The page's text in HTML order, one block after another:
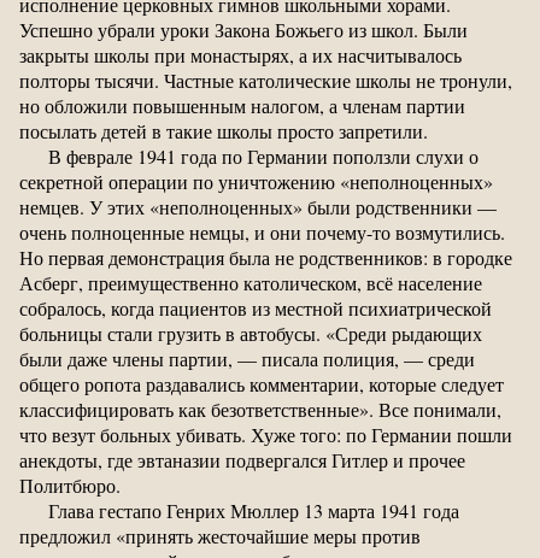
Успешно убрали уроки Закона Божьего из школ. Были
закрыты школы при монастырях, а их насчитывалось
полторы тысячи. Частные католические школы не тронули,
но обложили повышенным налогом, а членам партии
посылать детей в такие школы просто запретили.
В феврале 1941 года по Германии поползли слухи о
секретной операции по уничтожению «неполноценных»
немцев. У этих «неполноценных» были родственники —
очень полноценные немцы, и они почему-то возмутились.
Но первая демонстрация была не родственников: в городке
Асберг, преимущественно католическом, всё население
собралось, когда пациентов из местной психиатрической
больницы стали грузить в автобусы. «Среди рыдающих
были даже члены партии, — писала полиция, — среди
общего ропота раздавались комментарии, которые следует
классифицировать как безответственные». Все понимали,
что везут больных убивать. Хуже того: по Германии пошли
анекдоты, где эвтаназии подвергался Гитлер и прочее
Политбюро.
Глава гестапо Генрих Мюллер 13 марта 1941 года
предложил «принять жесточайшие меры против